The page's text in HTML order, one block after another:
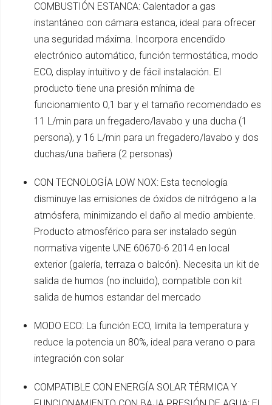
COMBUSTIÓN ESTANCA: Calentador a gas
instantáneo con cámara estanca, ideal para ofrecer
una seguridad máxima. Incorpora encendido
electrónico automático, función termostática, modo
ECO, display intuitivo y de fácil instalación. El
producto tiene una presión mínima de
funcionamiento 0,1 bar y el tamaño recomendado es
11 L/min para un fregadero/lavabo y una ducha (1
persona), y 16 L/min para un fregadero/lavabo y dos
duchas/una bañera (2 personas)
CON TECNOLOGÍA LOW NOX: Esta tecnología
disminuye las emisiones de óxidos de nitrógeno a la
atmósfera, minimizando el daño al medio ambiente.
Producto atmosférico para ser instalado según
normativa vigente UNE 60670-6 2014 en local
exterior (galería, terraza o balcón). Necesita un kit de
salida de humos (no incluido), compatible con kit
salida de humos estandar del mercado
MODO ECO: La función ECO, limita la temperatura y
reduce la potencia un 80%, ideal para verano o para
integración con solar
COMPATIBLE CON ENERGÍA SOLAR TÉRMICA Y